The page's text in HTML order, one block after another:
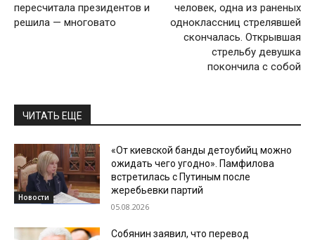
пересчитала президентов и
решила — многовато
человек, одна из раненых
одноклассниц стрелявшей
скончалась. Открывшая
стрельбу девушка
покончила с собой
ЧИТАТЬ ЕЩЕ
Новости
«От киевской банды детоубийц можно
ожидать чего угодно». Памфилова
встретилась с Путиным после
жеребьевки партий
05.08.2026
Собянин заявил, что перевод